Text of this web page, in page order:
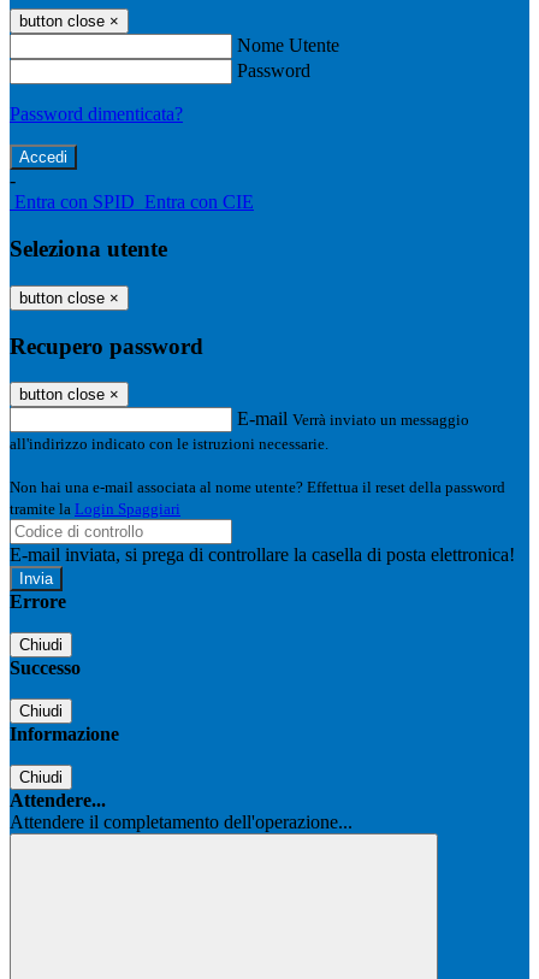
button close ×
Nome Utente
Password
Password dimenticata?
-
Entra con SPID Entra con CIE
Seleziona utente
button close ×
Recupero password
button close ×
E-mail Verrà inviato un messaggio
all'indirizzo indicato con le istruzioni necessarie.
Non hai una e-mail associata al nome utente? Effettua il reset della password
tramite la Login Spaggiari
E-mail inviata, si prega di controllare la casella di posta elettronica!
Errore
Chiudi
Successo
Chiudi
Informazione
Chiudi
Attendere...
Attendere il completamento dell'operazione...